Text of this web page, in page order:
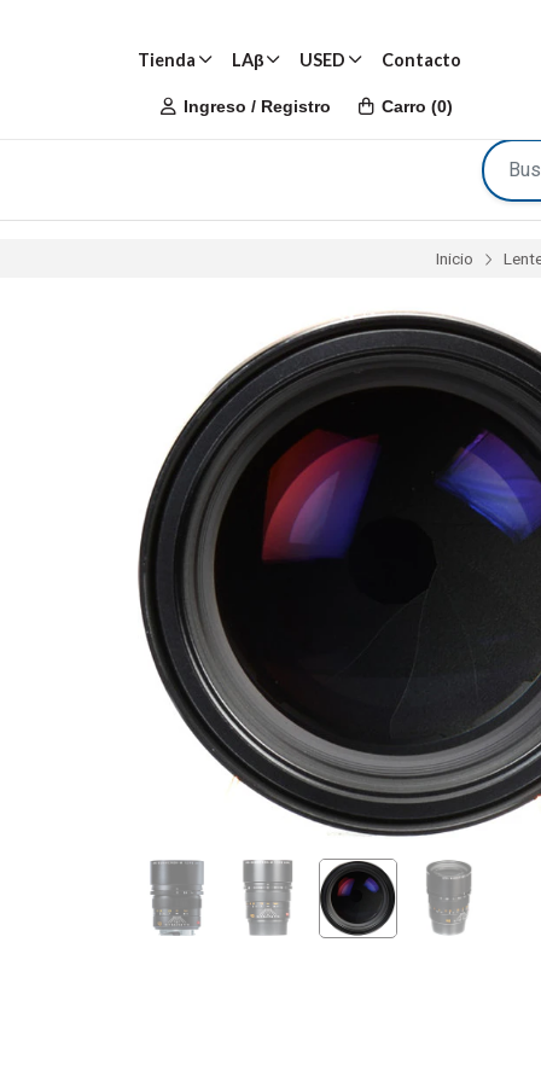
Tienda LAβ USED Contacto
Ingreso / Registro Carro (0)
Inicio